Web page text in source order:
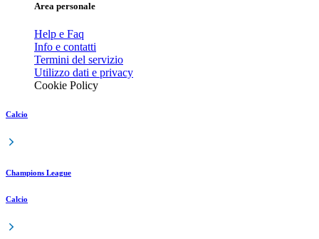
Area personale
Help e Faq
Info e contatti
Termini del servizio
Utilizzo dati e privacy
Cookie Policy
Calcio
Champions League
Calcio